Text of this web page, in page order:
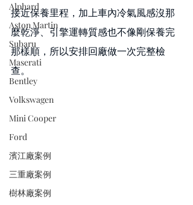
Alphard
Aston Martin
Subaru
Maserati
Bentley
Volkswagen
Mini Cooper
Ford
濱江廠案例
三重廠案例
樹林廠案例
接近保養里程，加上車內冷氣風感沒那
麼乾淨、引擎運轉質感也不像剛保養完
那樣順，所以安排回廠做一次完整檢
查。